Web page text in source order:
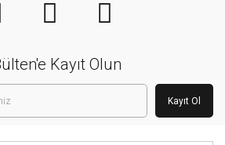
Kayıt Olun
Kayıt Ol